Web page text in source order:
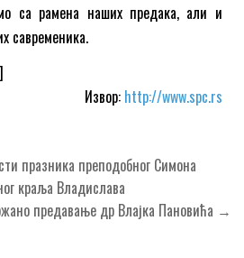
са рамена наших предака, али и
савременика.
Извор: http://www.spc.rs
празника преподобног Симона
краља Владислава
предавање др Влајка Пановића →